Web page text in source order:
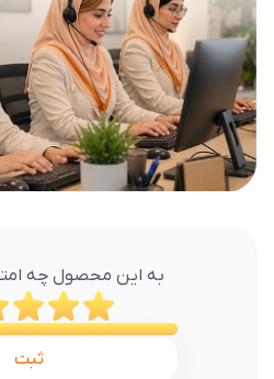
به این محصول چه
ثبت